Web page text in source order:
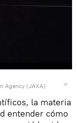
Agency (JAXA)
la materia
entender cómo